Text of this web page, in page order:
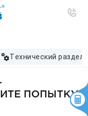
технический раздел
ПОПЫТКУ